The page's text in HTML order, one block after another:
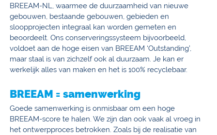
BREEAM-NL, waarmee de duurzaamheid van nieuwe
gebouwen, bestaande gebouwen, gebieden en
sloopprojecten integraal kan worden gemeten en
beoordeelt. Ons conserveringssysteem bijvoorbeeld,
voldoet aan de hoge eisen van BREEAM ‘Outstanding’,
maar staal is van zichzelf ook al duurzaam. Je kan er
werkelijk alles van maken en het is 100% recyclebaar.
BREEAM = samenwerking
Goede samenwerking is onmisbaar om een hoge
BREEAM-score te halen. We zijn dan ook vaak al vroeg in
het ontwerpproces betrokken. Zoals bij de realisatie van